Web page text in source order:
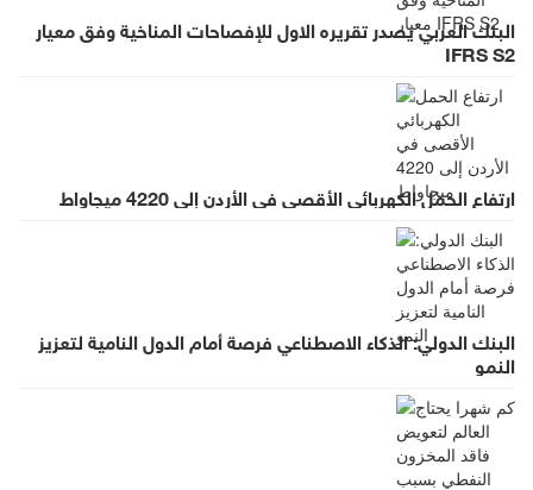
البنك العربي يصدر تقريره الاول للإفصاحات المناخية وفق معيار
IFRS S2
ارتفاع الحمل الكهربائي الأقصى في الأردن إلى 4220 ميجاواط
البنك الدولي: الذكاء الاصطناعي فرصة أمام الدول النامية لتعزيز
النمو